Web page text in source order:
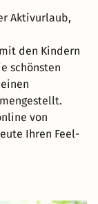
Aktivurlaub,
den Kindern
schönsten
von
Ihren Feel-